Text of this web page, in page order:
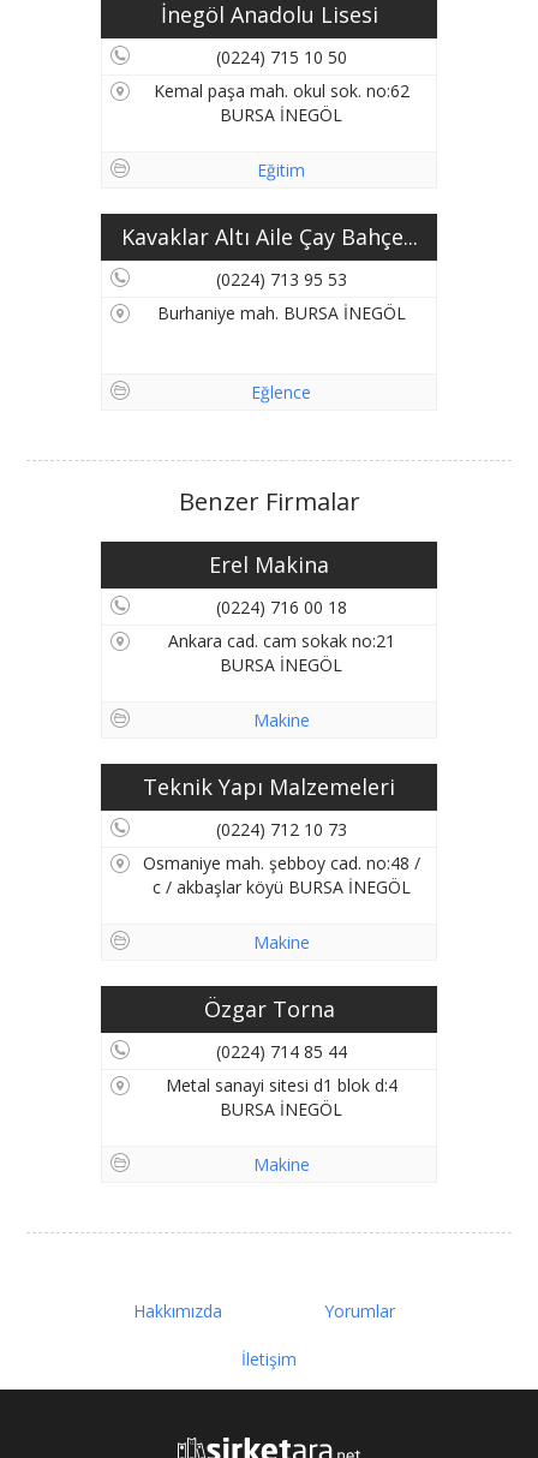
İnegöl Anadolu Lisesi
(0224) 715 10 50
Kemal paşa mah. okul sok. no:62
BURSA İNEGÖL
Eğitim
Kavaklar Altı Aile Çay Bahçe...
(0224) 713 95 53
Burhaniye mah. BURSA İNEGÖL
Eğlence
Benzer Firmalar
Erel Makina
(0224) 716 00 18
Ankara cad. cam sokak no:21
BURSA İNEGÖL
Makine
Teknik Yapı Malzemeleri
(0224) 712 10 73
Osmaniye mah. şebboy cad. no:48 /
c / akbaşlar köyü BURSA İNEGÖL
Makine
Özgar Torna
(0224) 714 85 44
Metal sanayi sitesi d1 blok d:4
BURSA İNEGÖL
Makine
Hakkımızda Yorumlar
İletişim